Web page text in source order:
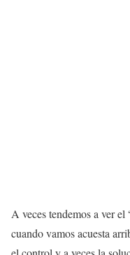
A veces tendemos a ver
cuando vamos acuesta